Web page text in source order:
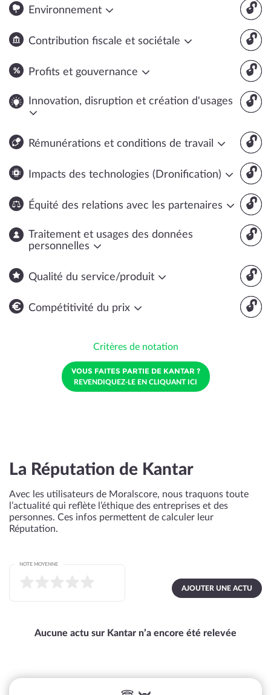
🔓
Environnement
🔓
Contribution fiscale et sociétale
🔓
Profits et gouvernance
🔓
Innovation, disruption et création d'usages
🔓
Rémunérations et conditions de travail
🔓
Impacts des technologies (Dronification)
🔓
Équité des relations avec les partenaires
🔓
Traitement et usages des données
personnelles
🔓
Qualité du service/produit
🔓
Compétitivité du prix
Critères de notation
VOUS FAITES PARTIE DE KANTAR ?
REVENDIQUEZ-LE EN CLIQUANT ICI
La Réputation de Kantar
Avec les utilisateurs de Moralscore, nous traquons toute
l’actualité qui reflète l’éthique des entreprises et des
personnes. Ces infos permettent de calculer leur
Réputation.
AJOUTER UNE ACTU
NOTE MOYENNE
Aucune actu sur Kantar n’a encore été relevée